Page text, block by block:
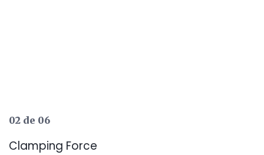
02 de 06
Clamping Force